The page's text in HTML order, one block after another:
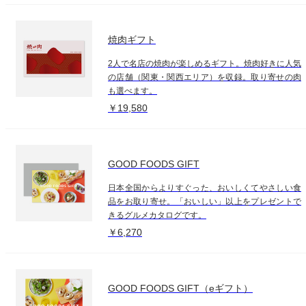
焼肉ギフト
2人で名店の焼肉が楽しめるギフト。焼肉好きに人気
の店舗（関東・関西エリア）を収録。取り寄せの肉
も選べます。
￥19,580
GOOD FOODS GIFT
日本全国からよりすぐった、おいしくてやさしい食
品をお取り寄せ。「おいしい」以上をプレゼントで
きるグルメカタログです。
￥6,270
GOOD FOODS GIFT（eギフト）